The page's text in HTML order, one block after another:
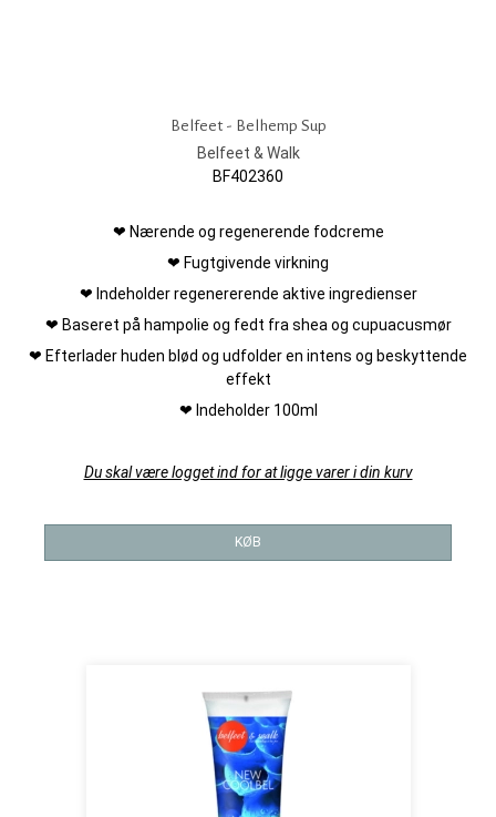
Belfeet - Belhemp Sup
Belfeet & Walk
BF402360
❤ Nærende og regenerende fodcreme
❤ Fugtgivende virkning
❤ Indeholder regenererende aktive ingredienser
❤ Baseret på hampolie og fedt fra shea og cupuacusmør
❤ Efterlader huden blød og udfolder en intens og beskyttende
effekt
❤ Indeholder 100ml
Du skal være logget ind for at ligge varer i din kurv
KØB